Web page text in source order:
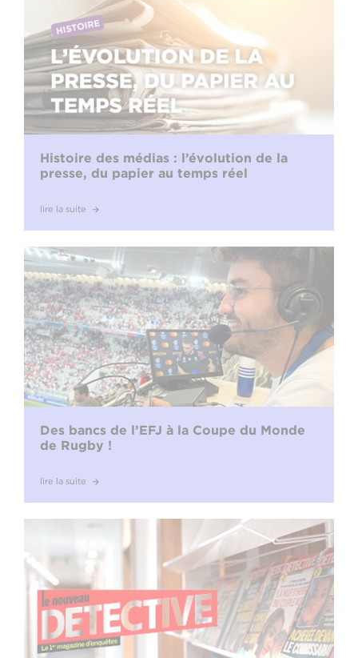
Histoire des médias : l’évolution de la
presse, du papier au temps réel
lire la suite
Des bancs de l’EFJ à la Coupe du Monde
de Rugby !
lire la suite